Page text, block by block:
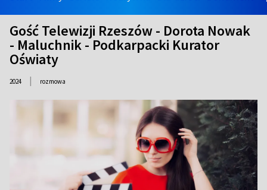
Gość Telewizji Rzeszów - Dorota Nowak
- Maluchnik - Podkarpacki Kurator
Oświaty
2024 | rozmowa